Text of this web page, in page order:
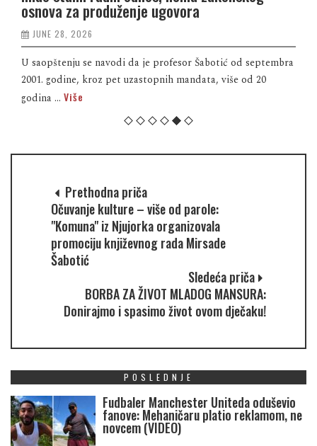
osnova za produženje ugovora
JUNE 28, 2026
U saopštenju se navodi da je profesor Šabotić od septembra
2001. godine, kroz pet uzastopnih mandata, više od 20
godina ... Više
Prethodna priča
Očuvanje kulture – više od parole:
"Komuna" iz Njujorka organizovala
promociju književnog rada Mirsade
Šabotić
Sledeća priča
BORBA ZA ŽIVOT MLADOG MANSURA:
Donirajmo i spasimo život ovom dječaku!
POSLEDNJE
Fudbaler Manchester Uniteda oduševio
fanove: Mehaničaru platio reklamom, ne
novcem (VIDEO)